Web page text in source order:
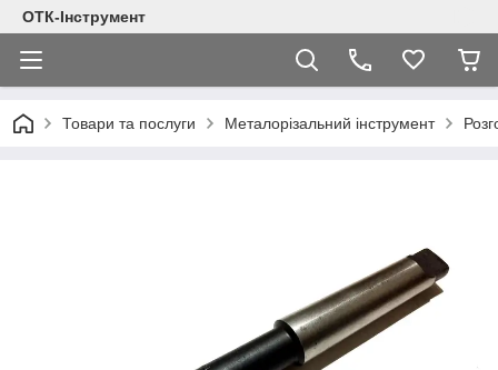
ОТК-Інструмент
Товари та послуги Металорізальний інструмент